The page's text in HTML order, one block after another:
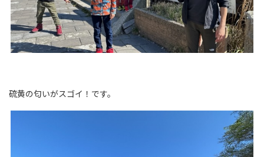
硫黄の匂いがスゴイ！です。